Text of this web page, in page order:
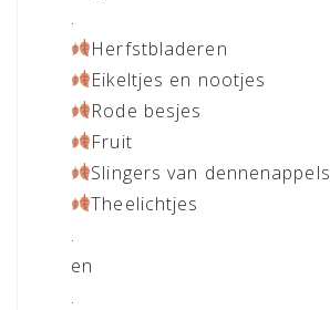
.
Herfstbladeren
Eikeltjes en nootjes
Rode besjes
Fruit
Slingers van dennenappels
Theelichtjes
.
en
.